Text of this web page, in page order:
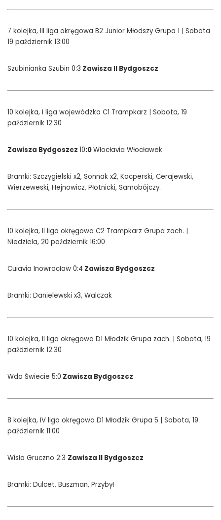
7 kolejka, III liga okręgowa B2 Junior Młodszy Grupa 1 | Sobota
19 październik 13:00
Szubinianka Szubin 0:3 Zawisza II Bydgoszcz
10 kolejka, I liga wojewódzka C1 Trampkarz | Sobota, 19
październik 12:30
Zawisza Bydgoszcz 10:0Włocłavia Włocławek
Bramki: Szczygielski x2, Sonnak x2, Kacperski, Cerajewski,
Wierzeweski, Hejnowicz, Płotnicki, Samobójczy.
10 kolejka, II liga okręgowa C2 Trampkarz Grupa zach. |
Niedziela, 20 październik 16:00
Cuiavia Inowrocław 0:4 Zawisza Bydgoszcz
Bramki: Danielewski x3, Walczak
10 kolejka, II liga okręgowa D1 Młodzik Grupa zach. | Sobota, 19
październik 12:30
Wda Świecie 5:0 Zawisza Bydgoszcz
8 kolejka, IV liga okręgowa D1 Młodzik Grupa 5 | Sobota, 19
październik 11:00
Wisła Gruczno 2:3 Zawisza II Bydgoszcz
Bramki: Dulcet, Buszman, Przybył